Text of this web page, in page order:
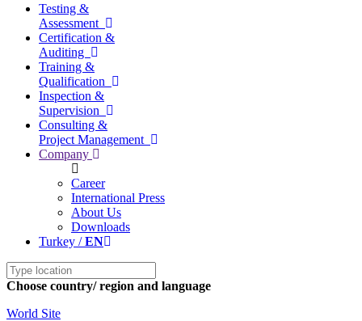
Testing &
Assessment
Certification &
Auditing
Training &
Qualification
Inspection &
Supervision
Consulting &
Project Management
Company
Career
International Press
About Us
Downloads
Turkey /EN
Choose country/ region and language
World Site